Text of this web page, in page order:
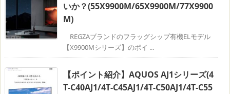
いか？(55X9900M/65X9900M/77X9900
M)
REGZAブランドのフラッグシップ有機ELモデル
【X9900Mシリーズ】のポイ ...
【ポイント紹介】AQUOS AJ1シリーズ(4
T-C40AJ1/4T-C45AJ1/4T-C50AJ1/4T-C55